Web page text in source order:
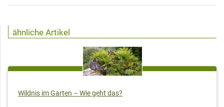
ähnliche Artikel
Wildnis im Garten – Wie geht das?